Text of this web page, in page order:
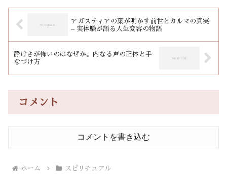
アガスティアの葉が明かす前世とカルマの真実
– 実体験が語る人生変容の物語
静けさが怖いのはなぜか。内なる声の正体と手
なづけ方
コメント
コメントを書き込む
ホーム スピリチュアル